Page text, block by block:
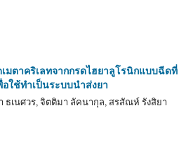
มตาคริเลทจากกรดไฮยาลูโรนิกแบบฉีดที่
ใช้ทำเป็นระบบนำส่งยา
ธเนศวร, จิตติมา ลัคนากุล, สรสัณห์ รังสิยา